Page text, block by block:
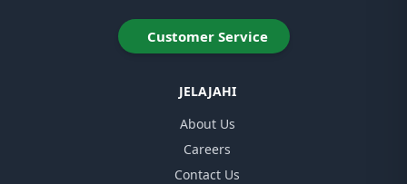
Customer Service
JELAJAHI
About Us
Careers
Contact Us